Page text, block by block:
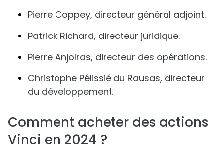
Pierre Coppey, directeur général adjoint.
Patrick Richard, directeur juridique.
Pierre Anjolras, directeur des opérations.
Christophe Pélissié du Rausas, directeur
du développement.
Comment acheter des actions
Vinci en 2024 ?